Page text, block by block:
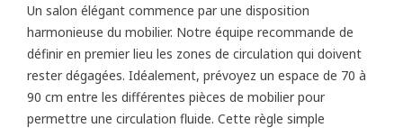
Un salon élégant commence par une disposition
harmonieuse du mobilier. Notre équipe recommande de
définir en premier lieu les zones de circulation qui doivent
rester dégagées. Idéalement, prévoyez un espace de 70 à
90 cm entre les différentes pièces de mobilier pour
permettre une circulation fluide. Cette règle simple